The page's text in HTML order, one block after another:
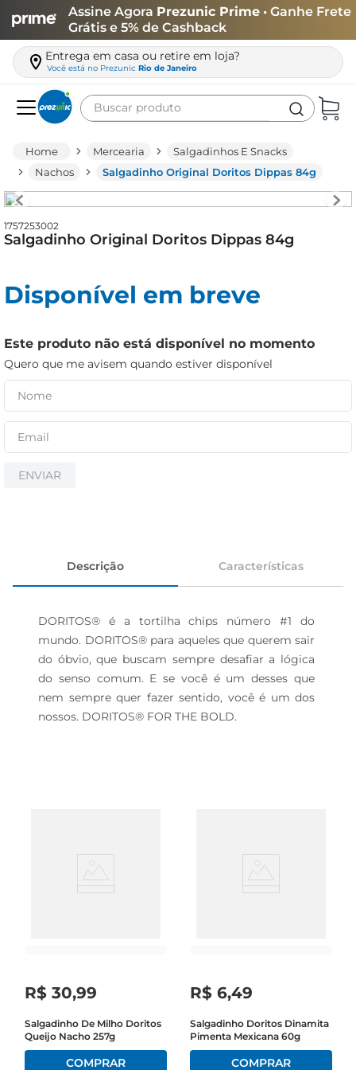
Assine Agora Prezunic Prime • Ganhe Frete
Grátis e 5% de Cashback
Entrega em casa ou retire em loja?
Você está no Prezunic Rio de Janeiro
Buscar produto
Mercearia
Salgadinhos E Snacks
Nachos
Salgadinho Original Doritos Dippas 84g
1757253002
Salgadinho Original Doritos Dippas 84g
Disponível em breve
Este produto não está disponível no momento
Quero que me avisem quando estiver disponível
ENVIAR
Descrição Características
DORITOS® é a tortilha chips número #1 do
mundo. DORITOS® para aqueles que querem sair
do óbvio, que buscam sempre desafiar a lógica
do senso comum. E se você é um desses que
nem sempre quer fazer sentido, você é um dos
nossos. DORITOS® FOR THE BOLD.
R$ 30,99
Salgadinho De Milho Doritos
Queijo Nacho 257g
R$ 6,49
Salgadinho Doritos Dinamita
Pimenta Mexicana 60g
leite
queijo
azeite
papel higiênico
cerveja